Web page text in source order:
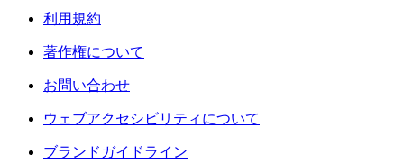
利用規約
著作権について
お問い合わせ
ウェブアクセシビリティについて
ブランドガイドライン